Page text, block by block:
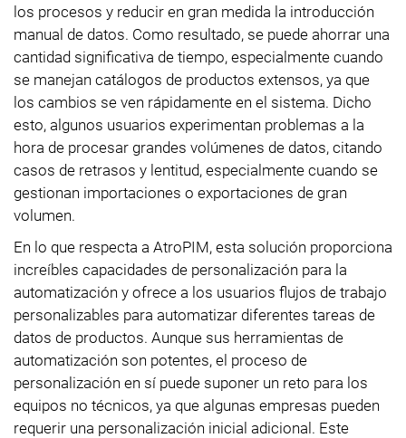
los procesos y reducir en gran medida la introducción
manual de datos. Como resultado, se puede ahorrar una
cantidad significativa de tiempo, especialmente cuando
se manejan catálogos de productos extensos, ya que
los cambios se ven rápidamente en el sistema. Dicho
esto, algunos usuarios experimentan problemas a la
hora de procesar grandes volúmenes de datos, citando
casos de retrasos y lentitud, especialmente cuando se
gestionan importaciones o exportaciones de gran
volumen.
En lo que respecta a AtroPIM, esta solución proporciona
increíbles capacidades de personalización para la
automatización y ofrece a los usuarios flujos de trabajo
personalizables para automatizar diferentes tareas de
datos de productos. Aunque sus herramientas de
automatización son potentes, el proceso de
personalización en sí puede suponer un reto para los
equipos no técnicos, ya que algunas empresas pueden
requerir una personalización inicial adicional. Este